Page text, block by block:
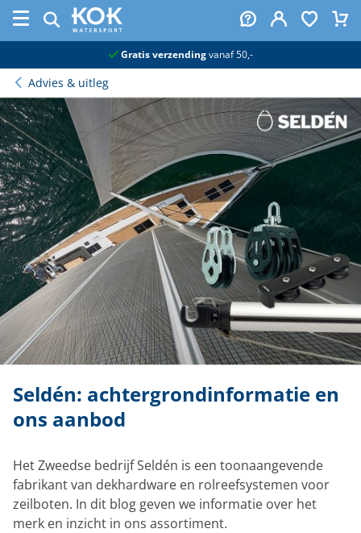
naar hoofdinhoud Echte watersportwinkel
Advies & uitleg
Seldén: achtergrondinformatie en
ons aanbod
Het Zweedse bedrijf Seldén is een toonaangevende
fabrikant van dekhardware en rolreefsystemen voor
zeilboten. In dit blog geven we informatie over het
merk en inzicht in ons assortiment.